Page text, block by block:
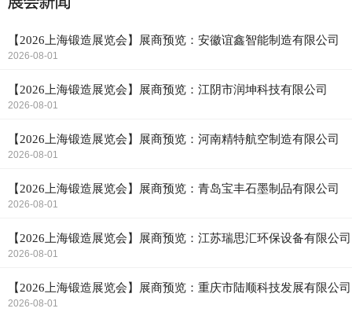
【2026上海锻造展览会】展商预览：安徽谊鑫智能制造有限公司
2026-08-01
【2026上海锻造展览会】展商预览：江阴市润坤科技有限公司
2026-08-01
【2026上海锻造展览会】展商预览：河南精特航空制造有限公司
2026-08-01
【2026上海锻造展览会】展商预览：青岛宝丰石墨制品有限公司
2026-08-01
【2026上海锻造展览会】展商预览：江苏瑞思汇环保设备有限公司
2026-08-01
【2026上海锻造展览会】展商预览：重庆市陆顺科技发展有限公司
2026-08-01